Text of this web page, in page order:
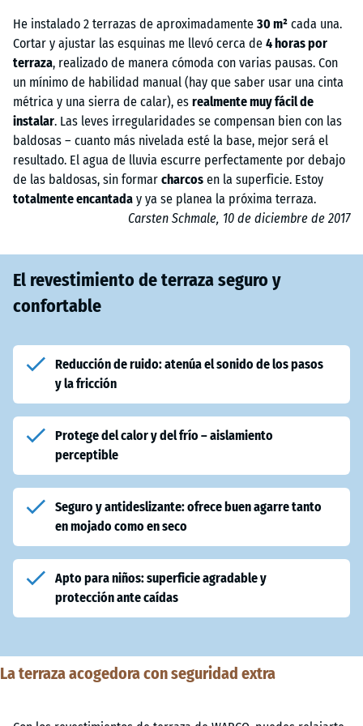
modificación durante la instalación es siempre posible y los errores
solo afectan, como máximo, a la mitad de la superficie.
formatotambién pueden colocarse de forma escalonada.
mismo se aplica a lasesquinas.
Se recomienda utilizar una sierra circular con hoja adecuada para
cortar caucho o madera. Para curvas y recortes se utiliza una sierra
de calar. Los discos de corte y las hojas metálicas no son adecuados.
El corte se realiza preferiblemente
al aire libre
He instalado 2 terrazas de aproximadamente 30 m² cada una.
Cortar y ajustar las esquinas me llevó cerca de 4 horas por
terraza, realizado de manera cómoda con varias pausas. Con
un mínimo de habilidad manual (hay que saber usar una cinta
métrica y una sierra de calar), es realmente muy fácil de
instalar. Las leves irregularidades se compensan bien con las
baldosas – cuanto más nivelada esté la base, mejor será el
resultado. El agua de lluvia escurre perfectamente por debajo
de las baldosas, sin formar charcos en la superficie. Estoy
totalmente encantada y ya se planea la próxima terraza.
Carsten Schmale, 10 de diciembre de 2017
El revestimiento de terraza seguro y
confortable
Reducción de ruido: atenúa el sonido de los pasos
y la fricción
Protege del calor y del frío – aislamiento
perceptible
Seguro y antideslizante: ofrece buen agarre tanto
en mojado como en seco
Apto para niños: superficie agradable y
protección ante caídas
La terraza acogedora con seguridad extra